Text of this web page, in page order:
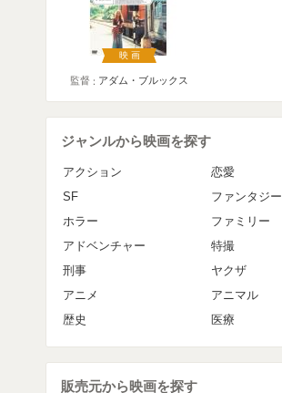
映画
監督 アダム・ブルックス
ジャンルから映画を探す
アクション 恋愛
SF
ファンタジー
ホラー
ファミリー
アドベンチャー
特撮
刑事
ヤクザ
アニメ
アニマル
歴史
医療
販売元から映画を探す